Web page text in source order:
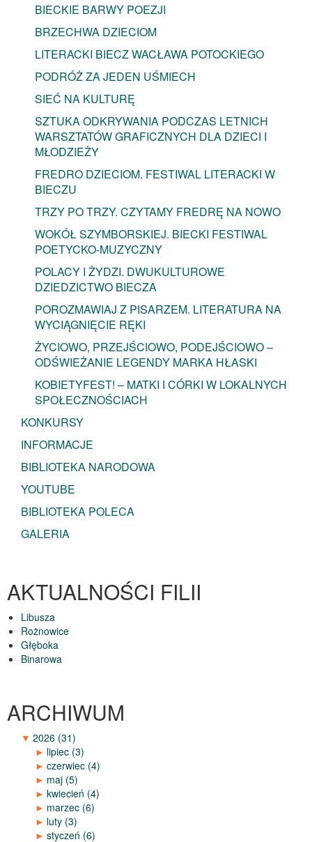
BIECKIE BARWY POEZJI
BRZECHWA DZIECIOM
LITERACKI BIECZ WACŁAWA POTOCKIEGO
PODRÓŻ ZA JEDEN UŚMIECH
SIEĆ NA KULTURĘ
SZTUKA ODKRYWANIA PODCZAS LETNICH
WARSZTATÓW GRAFICZNYCH DLA DZIECI I
MŁODZIEŻY
FREDRO DZIECIOM. FESTIWAL LITERACKI W
BIECZU
TRZY PO TRZY. CZYTAMY FREDRĘ NA NOWO
WOKÓŁ SZYMBORSKIEJ. BIECKI FESTIWAL
POETYCKO-MUZYCZNY
POLACY I ŻYDZI. DWUKULTUROWE
DZIEDZICTWO BIECZA
POROZMAWIAJ Z PISARZEM. LITERATURA NA
WYCIĄGNIĘCIE RĘKI
ŻYCIOWO, PRZEJŚCIOWO, PODEJŚCIOWO –
ODŚWIEŻANIE LEGENDY MARKA HŁASKI
KOBIETYFEST! – MATKI I CÓRKI W LOKALNYCH
SPOŁECZNOŚCIACH
KONKURSY
INFORMACJE
BIBLIOTEKA NARODOWA
YOUTUBE
BIBLIOTEKA POLECA
GALERIA
AKTUALNOŚCI FILII
Libusza
Rożnowice
Głęboka
Binarowa
ARCHIWUM
▼ 2026 (31)
► lipiec (3)
► czerwiec (4)
► maj (5)
► kwiecień (4)
► marzec (6)
► luty (3)
► styczeń (6)